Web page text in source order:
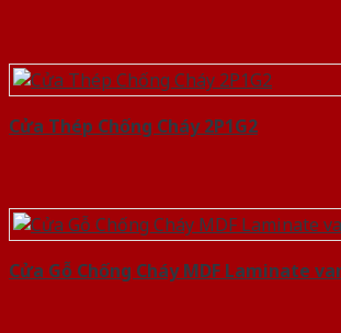
Cửa Thép Chống Cháy 2P1G2
Cửa Gỗ Chống Cháy MDF Laminate